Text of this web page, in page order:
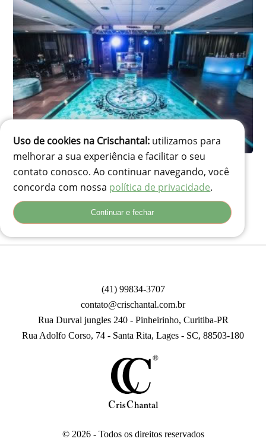
Clique aqui e organize seu evento com a Crischantal
(41) 99834-3707
contato@crischantal.com.br
Rua Durval jungles 240 - Pinheirinho, Curitiba-PR
Rua Adolfo Corso, 74 - Santa Rita, Lages - SC, 88503-180
© 2026 - Todos os direitos reservados
Uso de cookies na Crischantal: utilizamos para
melhorar a sua experiência e facilitar o seu
contato conosco. Ao continuar navegando, você
concorda com nossa política de privacidade.
Continuar e fechar